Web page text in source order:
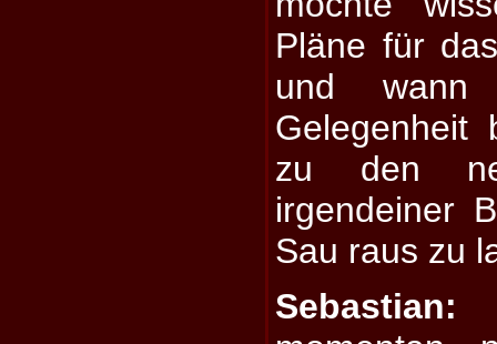
Pläne für
und
Gelegenheit
zu den
irgendeiner
Sau raus zu
Sebastian: